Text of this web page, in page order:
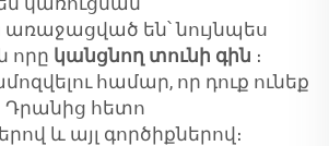
են՝ նույնպես
որը կանցնող տունի գին ։
համար, որ դուք ունեք
Դրանից հետո
և այլ գործիքներով։